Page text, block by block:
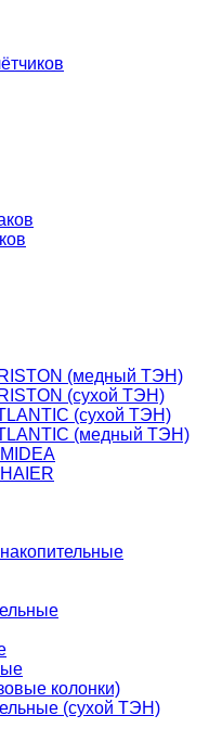
(медный ТЭН)
(сухой ТЭН)
(сухой ТЭН)
(медный ТЭН)
колонки)
(сухой ТЭН)